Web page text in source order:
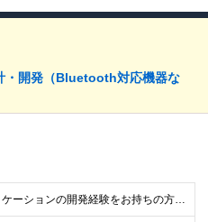
・開発（Bluetooth対応機器な
◆GUIアプリケーションの開発経験をお持ちの方 └PC／Web／モバイルのいずれか3年以上の経験を想定 ◆モバイルアプリケーション開発の基礎知識をお持ちの方 └Android/iOSいずれか、実務経験